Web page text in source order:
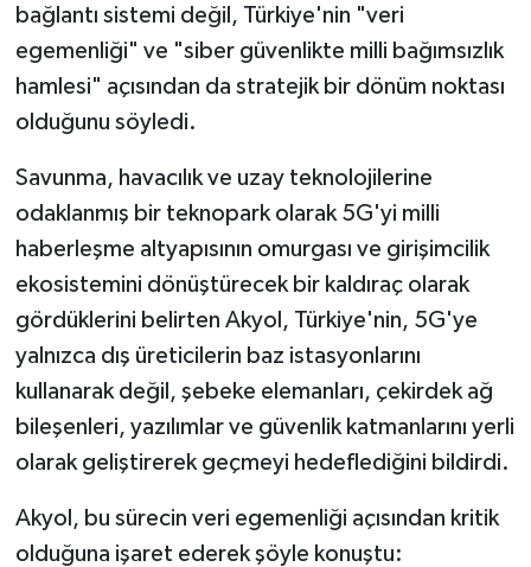
bağlantı sistemi değil, Türkiye'nin "veri
egemenliği" ve "siber güvenlikte milli bağımsızlık
hamlesi" açısından da stratejik bir dönüm noktası
olduğunu söyledi.
Savunma, havacılık ve uzay teknolojilerine
odaklanmış bir teknopark olarak 5G'yi milli
haberleşme altyapısının omurgası ve girişimcilik
ekosistemini dönüştürecek bir kaldıraç olarak
gördüklerini belirten Akyol, Türkiye'nin, 5G'ye
yalnızca dış üreticilerin baz istasyonlarını
kullanarak değil, şebeke elemanları, çekirdek ağ
bileşenleri, yazılımlar ve güvenlik katmanlarını yerli
olarak geliştirerek geçmeyi hedeflediğini bildirdi.
Akyol, bu sürecin veri egemenliği açısından kritik
olduğuna işaret ederek şöyle konuştu: